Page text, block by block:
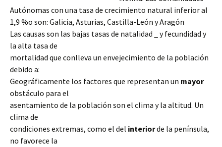
Autónomas con una tasa de crecimiento natural inferior al
1,9 %o son: Galicia, Asturias, Castilla-León y Aragón
Las causas son las bajas tasas de natalidad _ y fecundidad y
la alta tasa de
mortalidad que conlleva un envejecimiento de la población
debido a:
Geográficamente los factores que representan un mayor
obstáculo para el
asentamiento de la población son el clima y la altitud. Un
clima de
condiciones extremas, como el del interiorde la península,
no favorece la